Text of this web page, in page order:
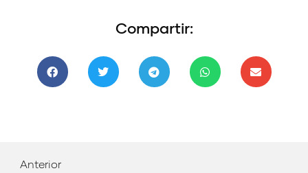
Compartir:
Anterior